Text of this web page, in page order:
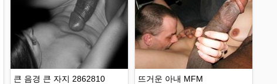
큰 음경 큰 자지 2862810 뜨거운 아내 MFM